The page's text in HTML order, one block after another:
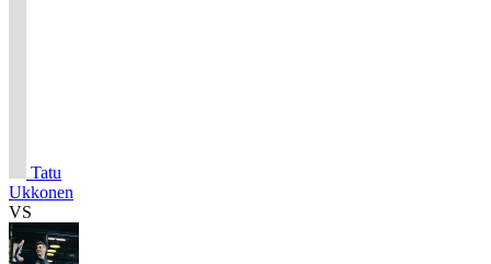
Tatu
Ukkonen
VS